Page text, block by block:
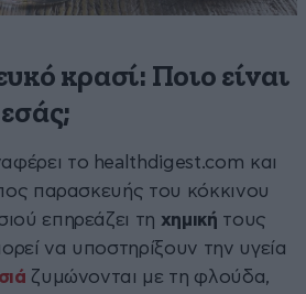
κρασί: Ποιο είναι
το healthdigest.com και
παρασκευής του κόκκινου
επηρεάζει τη χημική τους
να υποστηρίξουν την υγεία
ζυμώνονται με τη φλούδα,